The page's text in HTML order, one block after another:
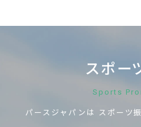
スポー
Sports
パースジャパンは スポーツ